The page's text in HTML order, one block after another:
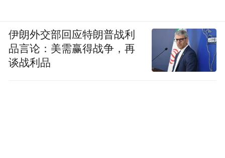
伊朗外交部回应特朗普战利
品言论：美需赢得战争，再
谈战利品